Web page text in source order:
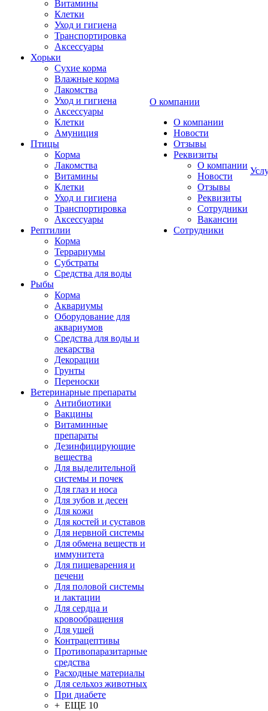
Витамины
Клетки
Уход и гигиена
Транспортировка
Аксессуары
Хорьки
Сухие корма
Влажные корма
Лакомства
Уход и гигиена
Аксессуары
Клетки
Амуниция
Птицы
Корма
Лакомства
Витамины
Клетки
Уход и гигиена
Транспортировка
Аксессуары
Рептилии
Корма
Террариумы
Субстраты
Средства для воды
Рыбы
Корма
Аквариумы
Оборудование для
аквариумов
Средства для воды и
лекарства
Декорации
Грунты
Переноски
Ветеринарные препараты
Антибиотики
Вакцины
Витаминные
препараты
Дезинфицирующие
вещества
Для выделительной
системы и почек
Для глаз и носа
Для зубов и десен
Для кожи
Для костей и суставов
Для нервной системы
Для обмена веществ и
иммунитета
Для пищеварения и
печени
Для половой системы
и лактации
Для сердца и
кровообращения
Для ушей
Контрацептивы
Противопаразитарные
средства
Расходные материалы
Для сельхоз животных
При диабете
+ ЕЩЕ 10
О компании
О компании
Новости
Отзывы
Реквизиты
О компании
Новости
Отзывы
Реквизиты
Сотрудники
Вакансии
Сотрудники